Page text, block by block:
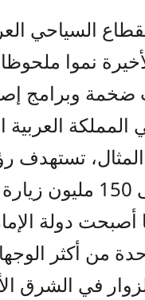
السياحي
نموا
ضخمة وبرامج
العربية
الوصول إلى 150
أصبحت دولة
من أكثر
في الشرق